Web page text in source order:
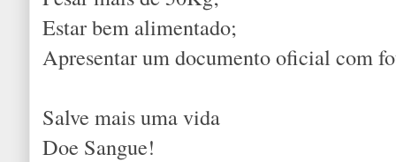
Estar bem alimentado;
Apresentar um documento oficial com
Salve mais uma vida
Doe Sangue!